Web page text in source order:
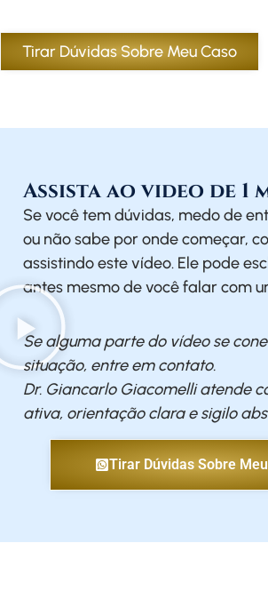
Tirar Dúvidas Sobre Meu Caso
Assista ao video de 1
Se você tem dúvidas, medo de
ou não sabe por onde começar,
assistindo este vídeo. Ele pode
antes mesmo de você falar com
Se alguma parte do vídeo se
situação, entre em contato.
Dr. Giancarlo Giacomelli atende
ativa, orientação clara e sigilo
Tirar Dúvidas Sobre